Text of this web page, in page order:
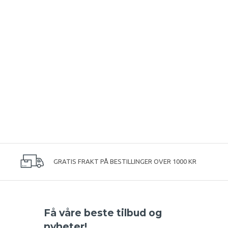
GRATIS FRAKT PÅ BESTILLINGER OVER 1000 KR
Få våre beste tilbud og